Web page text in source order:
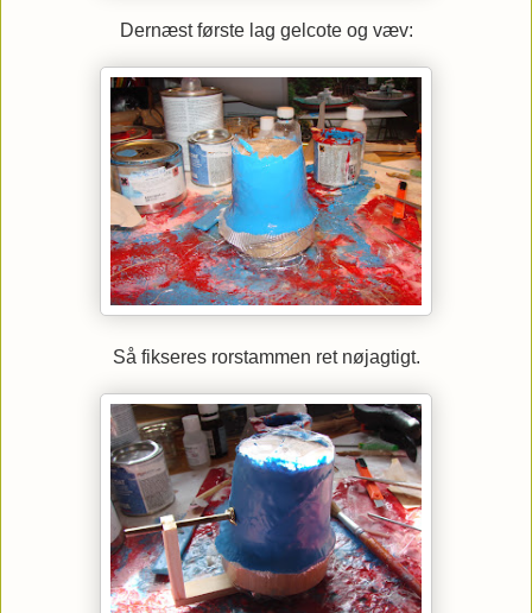
Dernæst første lag gelcote og væv:
Så fikseres rorstammen ret nøjagtigt.